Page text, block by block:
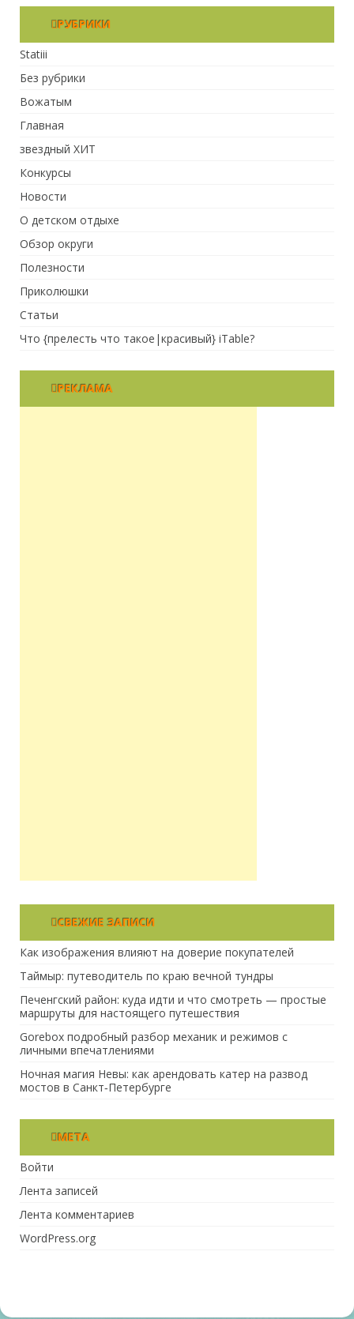
РУБРИКИ
Statiii
Без рубрики
Вожатым
Главная
звездный ХИТ
Конкурсы
Новости
О детском отдыхе
Обзор округи
Полезности
Приколюшки
Статьи
Что {прелесть что такое|красивый} iTable?
РЕКЛАМА
СВЕЖИЕ ЗАПИСИ
Как изображения влияют на доверие покупателей
Таймыр: путеводитель по краю вечной тундры
Печенгский район: куда идти и что смотреть — простые
маршруты для настоящего путешествия
Gorebox подробный разбор механик и режимов с
личными впечатлениями
Ночная магия Невы: как арендовать катер на развод
мостов в Санкт‑Петербурге
МЕТА
Войти
Лента записей
Лента комментариев
WordPress.org